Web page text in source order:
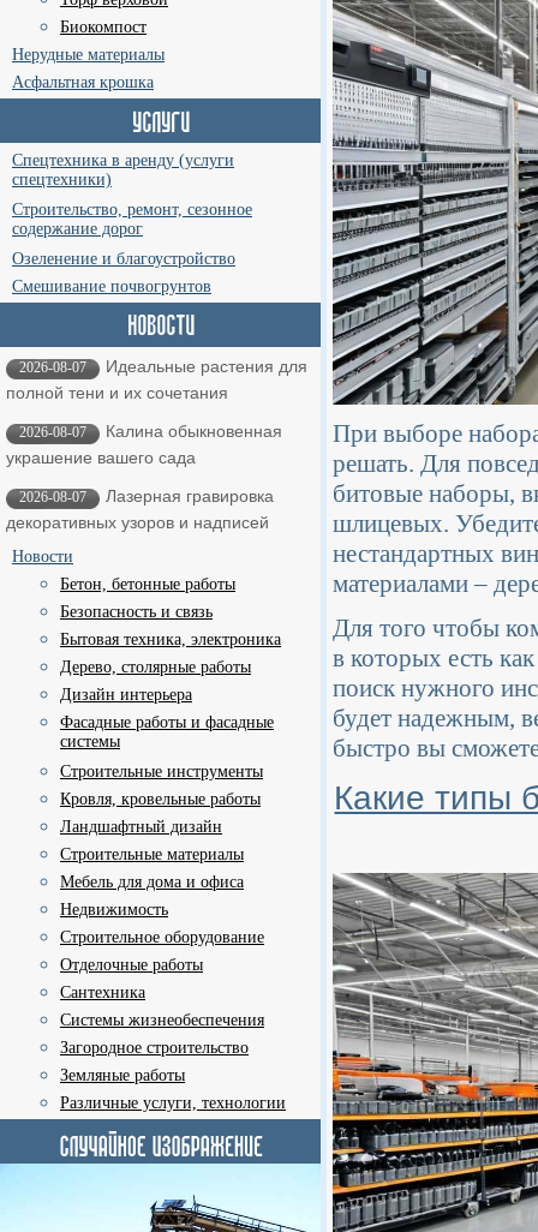
Биокомпост
Нерудные материалы
Асфальтная крошка
Спецтехника в аренду (услуги
спецтехники)
Строительство, ремонт, сезонное
содержание дорог
Озеленение и благоустройство
Смешивание почвогрунтов
2026-08-07
Идеальные растения для
полной тени и их сочетания
2026-08-07
Калина обыкновенная
украшение вашего сада
2026-08-07
Лазерная гравировка
декоративных узоров и надписей
Новости
Бетон, бетонные работы
Безопасность и связь
Бытовая техника, электроника
Дерево, столярные работы
Дизайн интерьера
Фасадные работы и фасадные
системы
Строительные инструменты
Кровля, кровельные работы
Ландшафтный дизайн
Строительные материалы
Мебель для дома и офиса
Недвижимость
Строительное оборудование
Отделочные работы
Сантехника
Системы жизнеобеспечения
Загородное строительство
Земляные работы
Различные услуги, технологии
При выборе
решать. Для
битовые наборы,
шлицевых.
нестандартных
материалами –
Для того чтобы
в которых есть
поиск нужного
будет надежным,
быстро вы
Какие типы